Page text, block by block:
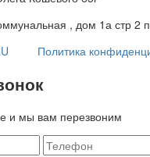
, дом 1а стр 2
Политика
и мы вам перезвоним